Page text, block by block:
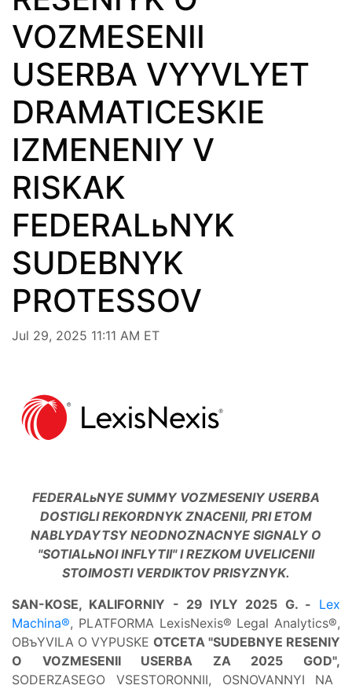
VOZMESENII
USERBA VYYVLYET
DRAMATICESKIE
IZMENENIY V
RISKAK
FEDERALьNYK
SUDEBNYK
PROTESSOV
Jul 29, 2025 11:11 AM ET
FEDERALьNYE SUMMY VOZMESENIY USERBA
DOSTIGLI REKORDNYK ZNACENII, PRI ETOM
NABLYDAYTSY NEODNOZNACNYE SIGNALY O
"SOTIALьNOI INFLYTII" I REZKOM UVELICENII
STOIMOSTI VERDIKTOV PRISYZNYK.
SAN-KOSE, KALIFORNIY - 29 IYLY 2025 G. - Lex
Machina®, PLATFORMA LexisNexis® Legal Analytics®,
OBъYVILA O VYPUSKE OTCETA "SUDEBNYE RESENIY
O VOZMESENII USERBA ZA 2025 GOD",
SODERZASEGO VSESTORONNII, OSNOVANNYI NA